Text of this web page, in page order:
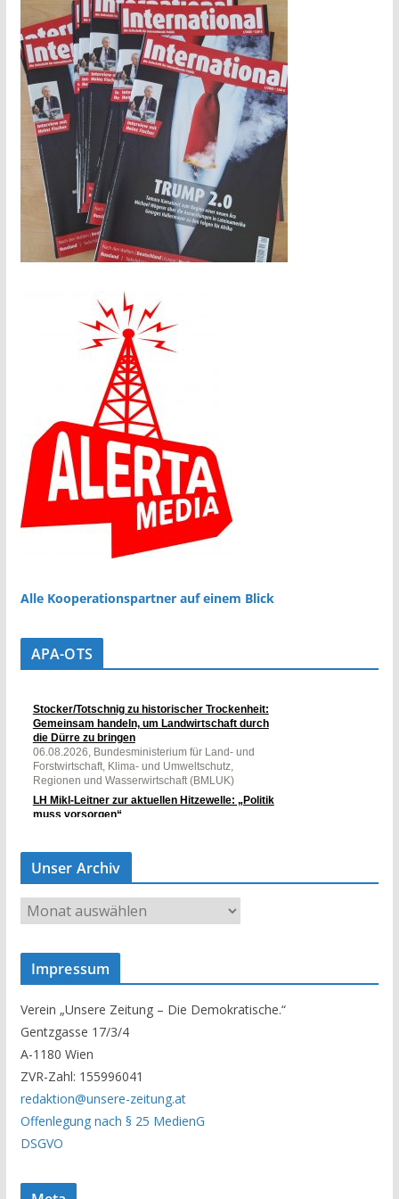
Alle Kooperationspartner auf einem Blick
APA-OTS
Unser Archiv
U
s
A
r
c
h
i
v
Impressum
Verein „Unsere Zeitung – Die Demokratische.“
Gentzgasse 17/3/4
A-1180 Wien
ZVR-Zahl: 155996041
redaktion@unsere-zeitung.at
Offenlegung nach § 25 MedienG
DSGVO